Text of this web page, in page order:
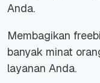
Anda.
Membagikan
banyak minat
layanan Anda.